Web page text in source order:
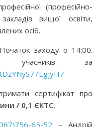
(професійно-
вищої освіти,
осіб.
заходу о 14:00.
учасників за
сертифікат про
/ 0,1 ЄКТС.
65-52 – Андрій